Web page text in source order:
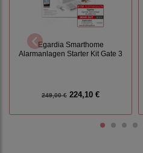
Egardia Smarthome
Alarmanlagen Starter Kit Gate 3
249,00 € 224,10 €